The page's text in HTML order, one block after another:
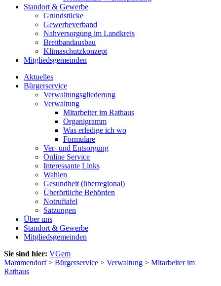
Standort & Gewerbe
Grundstücke
Gewerbeverband
Nahversorgung im Landkreis
Breitbandausbau
Klimaschutzkonzept
Mitgliedsgemeinden
Aktuelles
Bürgerservice
Verwaltungsgliederung
Verwaltung
Mitarbeiter im Rathaus
Organigramm
Was erledige ich wo
Formulare
Ver- und Entsorgung
Online Service
Interessante Links
Wahlen
Gesundheit (überregional)
Überörtliche Behörden
Notruftafel
Satzungen
Über uns
Standort & Gewerbe
Mitgliedsgemeinden
Sie sind hier: VGem
Mammendorf> Bürgerservice > Verwaltung > Mitarbeiter im
Rathaus